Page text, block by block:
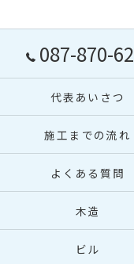
087-870-
代表あいさつ
施工までの流れ
よくある質問
木造
ビル